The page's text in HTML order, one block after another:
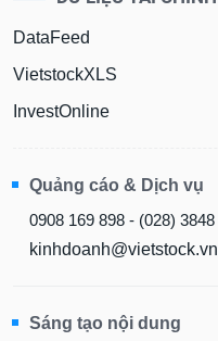
DataFeed
VietstockXLS
InvestOnline
Quảng cáo & Dịch vụ
0908 169 898 - (028)
kinhdoanh@vietstock.vn
Sáng tạo nội dung
Truyền
chính
tài